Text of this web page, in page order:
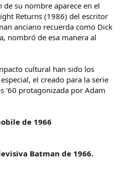
su nombre aparece en el
Returns (1986) del escritor
anciano recuerda como Dick
nombró de esa manera al
cultural han sido los
el creado para la serie
'60 protagonizada por Adam
de 1966
Batman de 1966.